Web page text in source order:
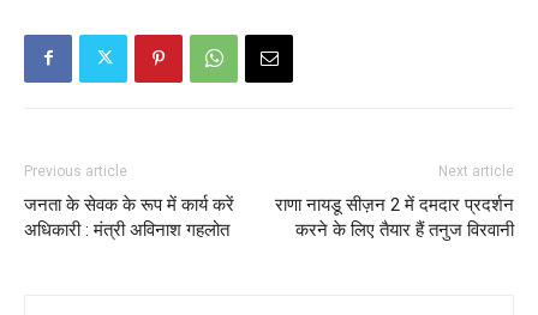
Previous article
जनता के सेवक के रूप में कार्य करें
अधिकारी : मंत्री अविनाश गहलोत
Next article
राणा नायडू सीज़न 2 में दमदार प्रदर्शन
करने के लिए तैयार हैं तनुज विरवानी